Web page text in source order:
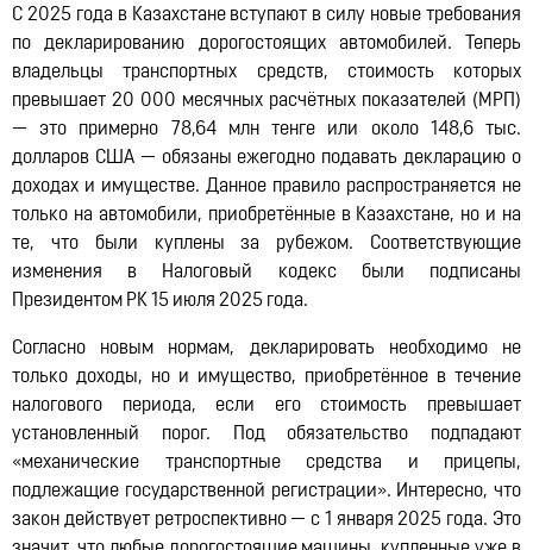
С 2025 года в Казахстане вступают в силу новые требования
по декларированию дорогостоящих автомобилей. Теперь
владельцы транспортных средств, стоимость которых
превышает 20 000 месячных расчётных показателей (МРП)
— это примерно 78,64 млн тенге или около 148,6 тыс.
долларов США — обязаны ежегодно подавать декларацию о
доходах и имуществе. Данное правило распространяется не
только на автомобили, приобретённые в Казахстане, но и на
те, что были куплены за рубежом. Соответствующие
изменения в Налоговый кодекс были подписаны
Президентом РК 15 июля 2025 года.
Согласно новым нормам, декларировать необходимо не
только доходы, но и имущество, приобретённое в течение
налогового периода, если его стоимость превышает
установленный порог. Под обязательство подпадают
«механические транспортные средства и прицепы,
подлежащие государственной регистрации». Интересно, что
закон действует ретроспективно — с 1 января 2025 года. Это